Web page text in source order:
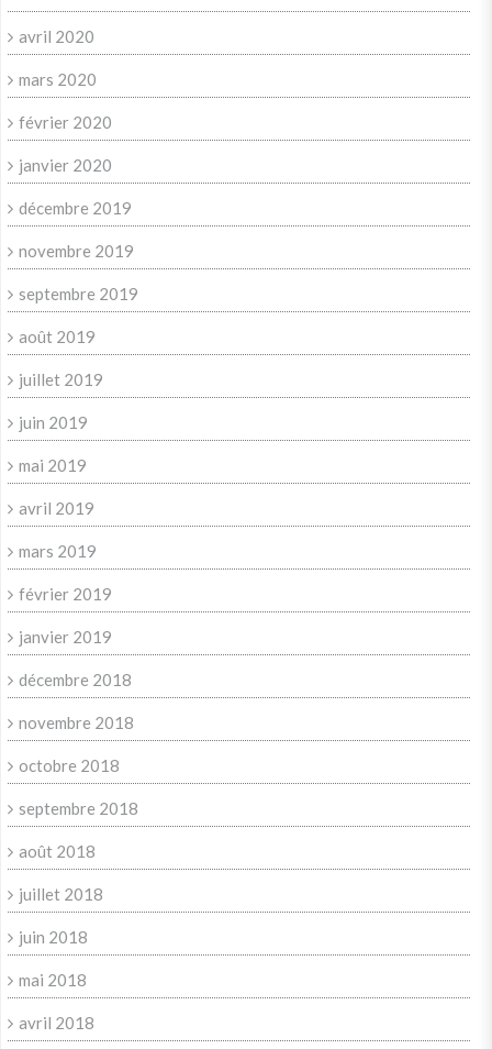
avril 2020
mars 2020
février 2020
janvier 2020
décembre 2019
novembre 2019
septembre 2019
août 2019
juillet 2019
juin 2019
mai 2019
avril 2019
mars 2019
février 2019
janvier 2019
décembre 2018
novembre 2018
octobre 2018
septembre 2018
août 2018
juillet 2018
juin 2018
mai 2018
avril 2018